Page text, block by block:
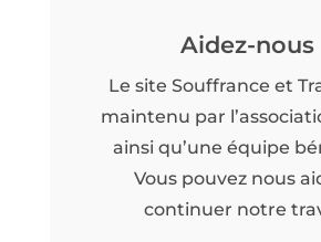
Aidez-nous
Le site Souffrance et
maintenu par
ainsi qu’une équipe
Vous pouvez nous
continuer notre